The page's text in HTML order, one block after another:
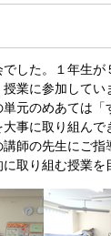
した。１年生
業に参加して
元のめあては
事に取り組ん
師の先生にご
取り組む授業を